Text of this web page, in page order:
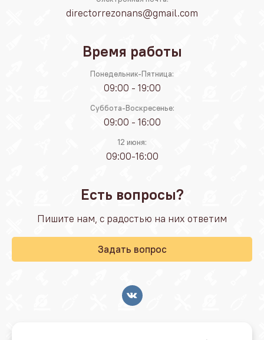
directorrezonans@gmail.com
Время работы
Понедельник-Пятница:
09:00 - 19:00
Суббота-Воскресенье:
09:00 - 16:00
12 июня:
09:00-16:00
Есть вопросы?
Пишите нам, с радостью на них ответим
Задать вопрос